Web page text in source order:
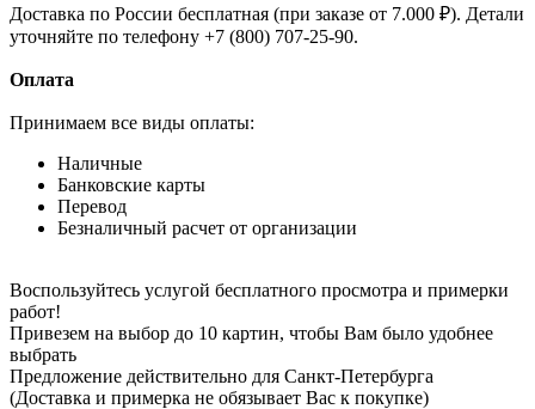
Доставка по России бесплатная (при заказе от 7.000 ₽). Детали
уточняйте по телефону +7 (800) 707-25-90.
Оплата
Принимаем все виды оплаты:
Наличные
Банковские карты
Перевод
Безналичный расчет от организации
Воспользуйтесь услугой бесплатного просмотра и примерки
работ!
Привезем на выбор до 10 картин, чтобы Вам было удобнее
выбрать
Предложение действительно для Санкт-Петербурга
(Доставка и примерка не обязывает Вас к покупке)